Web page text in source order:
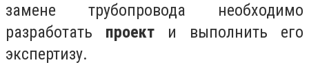
замене трубопровода необходимо
разработать проект и выполнить его
экспертизу.